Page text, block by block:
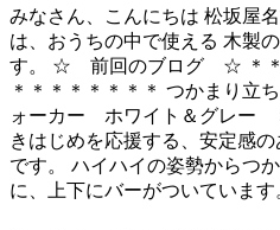
みなさん、こんにちは 松坂屋
は、おうちの中で使える 木製
す。 ☆ 前回のブログ ☆ ＊＊
＊＊＊＊＊＊＊＊ つかまり立
ォーカー ホワイト＆グレー
きはじめを応援する、安定感
です。 ハイハイの姿勢からつ
に、上下にバーがついていま